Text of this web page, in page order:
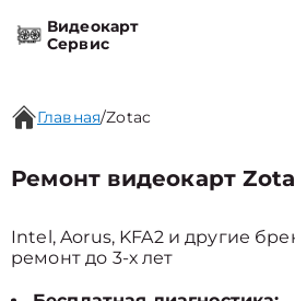
Видеокарт
Сервис
Главная/Zotac
Ремонт видеокарт
Intel, Aorus, KFA2 и другие
ремонт до 3-х лет